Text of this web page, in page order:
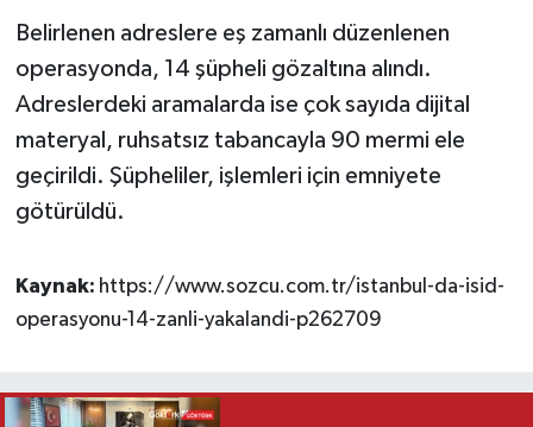
Belirlenen adreslere eş zamanlı düzenlenen
operasyonda, 14 şüpheli gözaltına alındı.
Adreslerdeki aramalarda ise çok sayıda dijital
materyal, ruhsatsız tabancayla 90 mermi ele
geçirildi. Şüpheliler, işlemleri için emniyete
götürüldü.
Kaynak: https://www.sozcu.com.tr/istanbul-da-isid-
operasyonu-14-zanli-yakalandi-p262709